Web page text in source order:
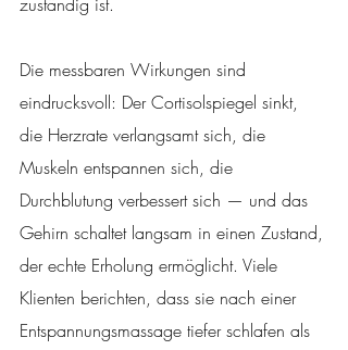
Die messbaren Wirkungen sind
eindrucksvoll: Der Cortisolspiegel sinkt,
die Herzrate verlangsamt sich, die
Muskeln entspannen sich, die
Durchblutung verbessert sich — und das
Gehirn schaltet langsam in einen Zustand,
der echte Erholung ermöglicht. Viele
Klienten berichten, dass sie nach einer
Entspannungsmassage tiefer schlafen als